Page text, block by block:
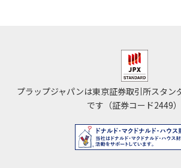
プラップジャパンは東京証券取引所スタン
です（証券コード2449）